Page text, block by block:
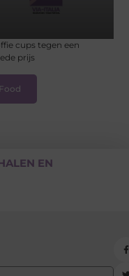
cups tegen een
prijs
EN